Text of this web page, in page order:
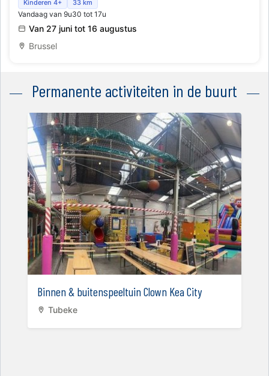
Waouw! verrassingskoffers
Kinderen 4+ 33 km
Vandaag van 9u30 tot 17u
Van 27 juni tot 16 augustus
Brussel
Permanente activiteiten in de buurt
Binnen & buitenspeeltuin Clown Kea City
Tubeke